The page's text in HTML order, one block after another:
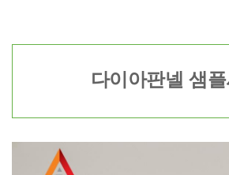
다이아판넬 샘